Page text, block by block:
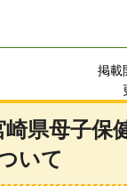
掲載
県母子保
いて